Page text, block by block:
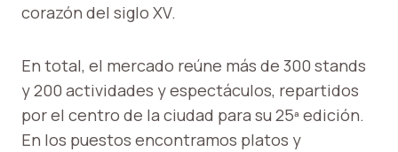
corazón del siglo XV.
En total, el mercado reúne más de 300 stands
y 200 actividades y espectáculos, repartidos
por el centro de la ciudad para su 25ª edición.
En los puestos encontramos platos y